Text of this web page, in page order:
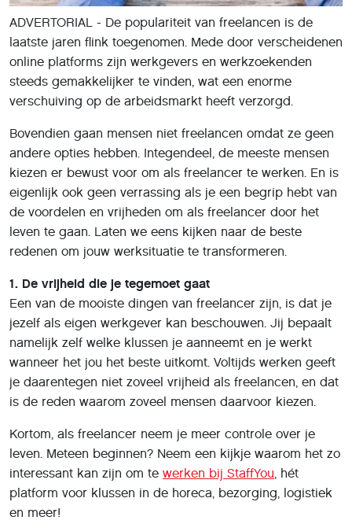
ADVERTORIAL - De populariteit van freelancen is de
laatste jaren flink toegenomen. Mede door verscheidenen
online platforms zijn werkgevers en werkzoekenden
steeds gemakkelijker te vinden, wat een enorme
verschuiving op de arbeidsmarkt heeft verzorgd.
Bovendien gaan mensen niet freelancen omdat ze geen
andere opties hebben. Integendeel, de meeste mensen
kiezen er bewust voor om als freelancer te werken. En is
eigenlijk ook geen verrassing als je een begrip hebt van
de voordelen en vrijheden om als freelancer door het
leven te gaan. Laten we eens kijken naar de beste
redenen om jouw werksituatie te transformeren.
1. De vrijheid die je tegemoet gaat
Een van de mooiste dingen van freelancer zijn, is dat je
jezelf als eigen werkgever kan beschouwen. Jij bepaalt
namelijk zelf welke klussen je aanneemt en je werkt
wanneer het jou het beste uitkomt. Voltijds werken geeft
je daarentegen niet zoveel vrijheid als freelancen, en dat
is de reden waarom zoveel mensen daarvoor kiezen.
Kortom, als freelancer neem je meer controle over je
leven. Meteen beginnen? Neem een kijkje waarom het zo
interessant kan zijn om te werken bij StaffYou, hét
platform voor klussen in de horeca, bezorging, logistiek
en meer!